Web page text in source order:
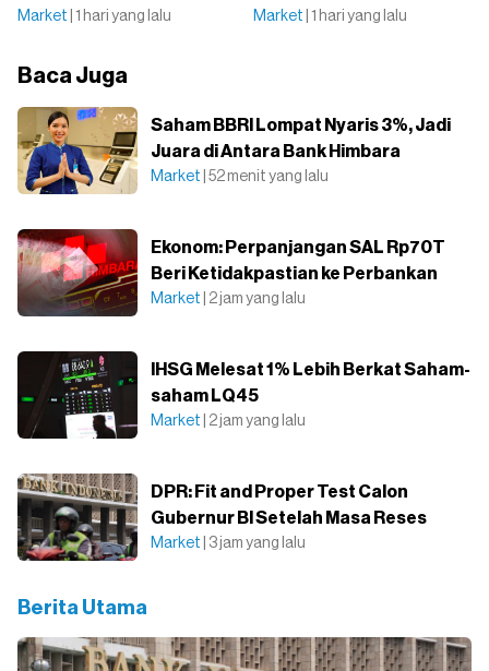
Market | 1 hari yang lalu Market | 1 hari yang lalu
Baca Juga
Saham BBRI Lompat Nyaris 3%, Jadi
Juara di Antara Bank Himbara
Market | 52 menit yang lalu
Ekonom: Perpanjangan SAL Rp70T
Beri Ketidakpastian ke Perbankan
Market | 2 jam yang lalu
IHSG Melesat 1% Lebih Berkat Saham-
saham LQ45
Market | 2 jam yang lalu
DPR: Fit and Proper Test Calon
Gubernur BI Setelah Masa Reses
Market | 3 jam yang lalu
Berita Utama